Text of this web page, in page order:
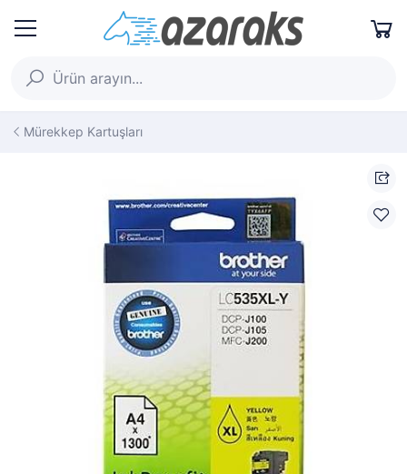
Mürekkep Kartuşları